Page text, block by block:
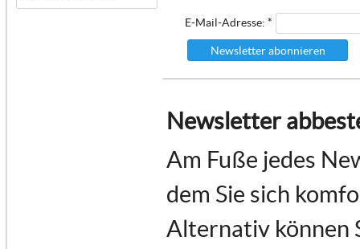
Newsletter abonnieren
E-Mail-Adresse: *
Newsletter
Am Fuße jedes
dem Sie sich
Alternativ können